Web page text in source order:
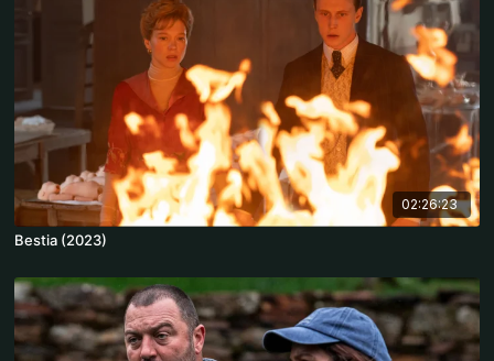
02:26:23
Bestia (2023)